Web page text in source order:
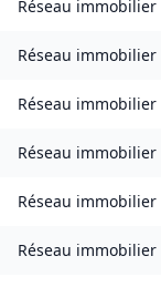
Réseau immobilier
Réseau immobilier
Réseau immobilier
Réseau immobilier
Réseau immobilier
Réseau immobilier